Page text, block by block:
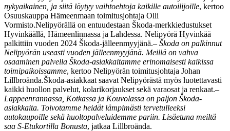
nykyaikainen, ja siitä löytyy vaihtoehtoja kaikille autoilijoille, kertoo
Osuuskauppa Hämeenmaan toimitusjohtaja Olli
Vormisto.Nelipyörällä on entuudestaan Škoda-merkkiedustukset
Hyvinkäällä, Hämeenlinnassa ja Lahdessa. Nelipyörä Hyvinkää
palkittiin vuoden 2024 Škoda-jälleenmyyjänä.– Škoda on palkinnut
Nelipyörän useasti vuoden jälleenmyyjänä. Meillä on vahva
osaaminen palvella Škoda-asiakkaitamme erinomaisesti kaikissa
toimipaikoissamme, kertoo Nelipyörän toimitusjohtaja Johan
Lillbroända.Škoda-asiakkaat saavat Nelipyörästä myös luotettavasti
kaikki huollon palvelut, kolarikorjaukset sekä varaosat ja renkaat.–
Lappeenrannassa, Kotkassa ja Kouvolassa on paljon Škoda-
asiakkaita. Toivotamme heidät lämpimästi tervetulleeksi
autokaupoille sekä huoltopalveluidemme pariin. Lisäetuna meiltä
saa S-Etukortilla Bonusta, jatkaa Lillbroända.